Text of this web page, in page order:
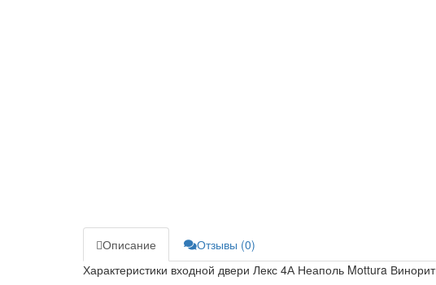
Описание
Отзывы (0)
Характеристики входной двери Лекс 4А Неаполь Mottura